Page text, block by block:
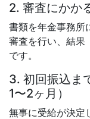
2. 審査にかか
書類を年金事務所
審査を行い、結果
です。
3. 初回振込ま
1〜2ヶ月）
無事に受給が決定